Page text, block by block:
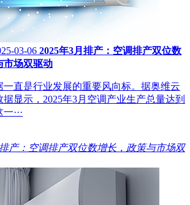
03-06 2025年3月排产：空调排产双位数
市场双驱动
一直是行业发展的重要风向标。据奥维云
据显示，2025年3月空调产业生产总量达到
···